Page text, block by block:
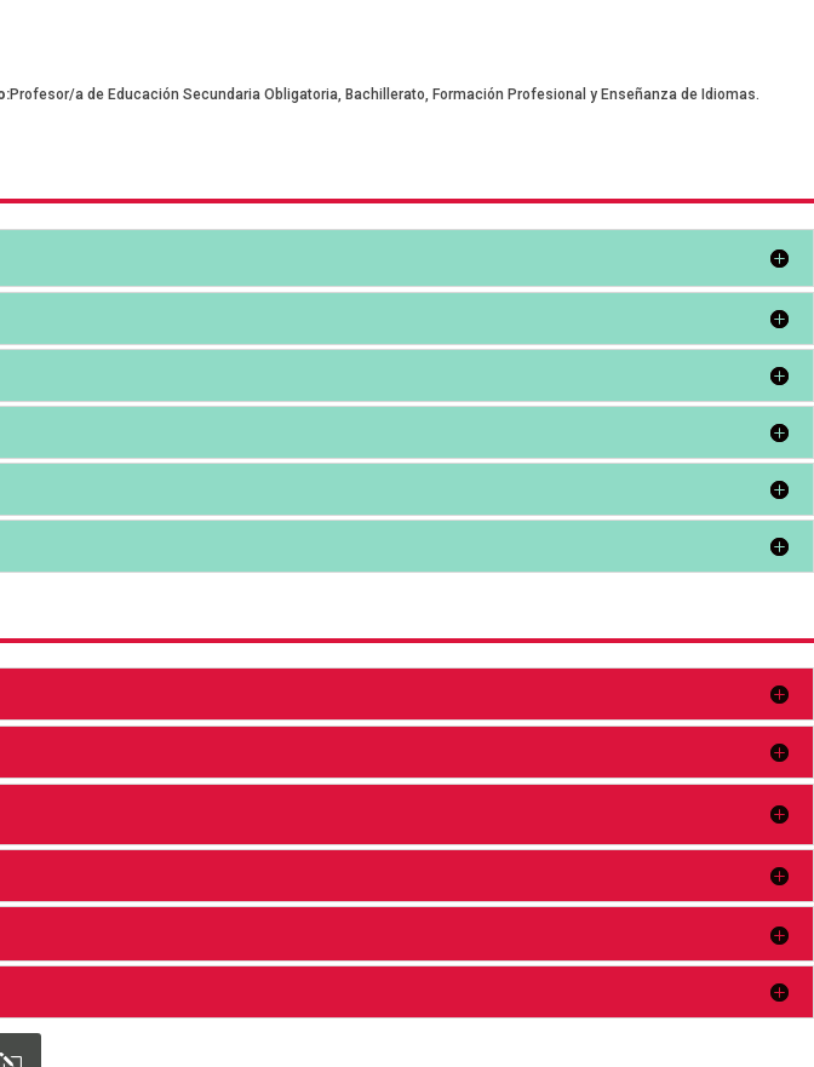
Profesor/a de Educación Secundaria Obligatoria, Bachillerato, Formación Profesional y Enseñanza de Idiomas.